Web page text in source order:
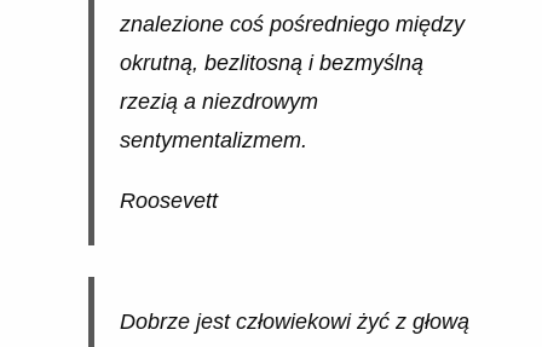
znalezione coś pośredniego między
okrutną, bezlitosną i bezmyślną
rzezią a niezdrowym
sentymentalizmem.
Roosevett
Dobrze jest człowiekowi żyć z głową